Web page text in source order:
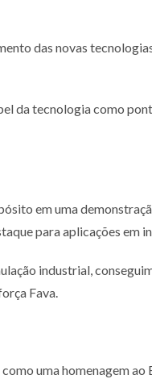
das novas
da tecnologiacomo
em uma
para aplicações em
industrial,
Fava.
umahomenagem ao